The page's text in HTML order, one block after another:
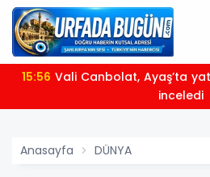
15:56
inceledi
Anasayfa DÜNYA